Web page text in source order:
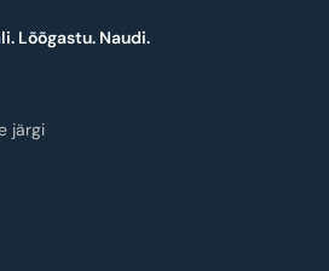
Lõõgastu. Naudi.
järgi